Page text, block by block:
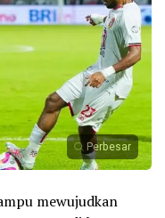
Perbesar
mewujudkan